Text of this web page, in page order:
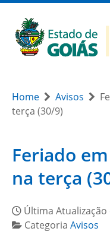
Home Avisos
terça (30/9)
Feriado
na terça
Última Atualização
Categoria Avisos